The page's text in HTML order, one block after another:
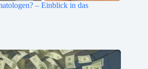
– Einblick in das